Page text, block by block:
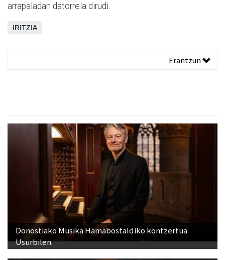
arrapaladan datorrela dirudi.
IRITZIA
Erantzun
Donostiako Musika Hamabostaldiko kontzertua
Usurbilen